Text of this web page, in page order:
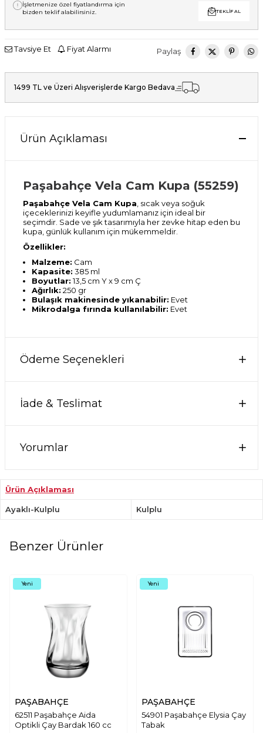
İşletmenize özel fiyatlandırma için
bizden teklif alabilirsiniz.
TEKLIF AL
Tavsiye Et Fiyat Alarmı Paylaş
1499 TL ve Üzeri Alışverişlerde Kargo Bedava
Ürün Açıklaması
Paşabahçe Vela Cam Kupa (55259)
Paşabahçe Vela Cam Kupa , sıcak veya soğuk
içeceklerinizi keyifle yudumlamanız için ideal bir
seçimdir. Sade ve şık tasarımıyla her zevke hitap eden bu
kupa, günlük kullanım için mükemmeldir.
Özellikler:
Malzeme: Cam
Kapasite: 385 ml
Boyutlar: 13,5 cm Y x 9 cm Ç
Ağırlık: 250 gr
Bulaşık makinesinde yıkanabilir: Evet
Mikrodalga fırında kullanılabilir: Evet
Ödeme Seçenekleri
İade & Teslimat
Yorumlar
Ürün Açıklaması
Ayaklı-Kulplu Kulplu
Benzer Ürünler
Yeni
PAŞABAHÇE
62511 Paşabahçe Aida
Optikli Çay Bardak 160 cc
Yeni
PAŞABAHÇE
54901 Paşabahçe Elysia Çay
Tabak